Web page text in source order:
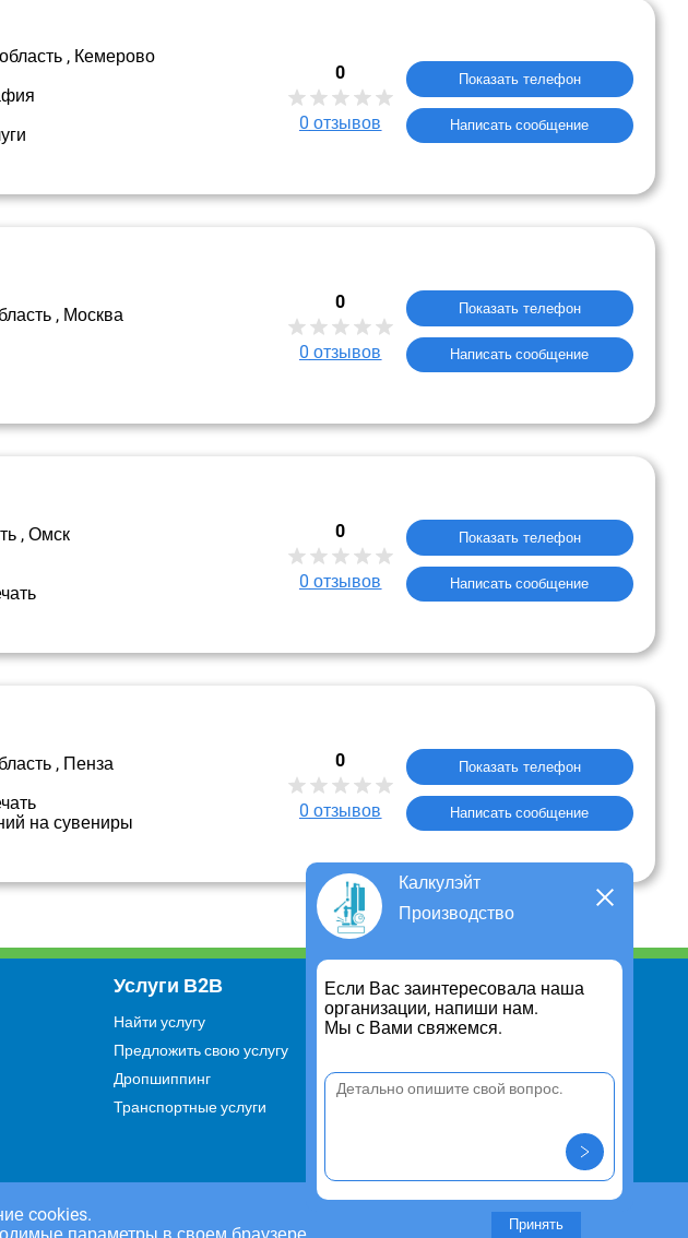
, Кемерово
0
0 отзывов
Показать телефон
Написать сообщение
, Москва
0
0 отзывов
Показать телефон
Написать сообщение
, Омск
0
0 отзывов
Показать телефон
Написать сообщение
, Пенза
на сувениры
0
0 отзывов
Показать телефон
Написать сообщение
Калкулэйт
Производство
Если Вас заинтересовала наша
организации, напиши нам.
Мы с Вами свяжемся.
cookies.
параметры в своем браузере.
Принять
Услуги В2В
Найти услугу
Предложить свою услугу
Дропшиппинг
Транспортные услуги
Информация
Для чего существует портал
Правило cookie
предложение